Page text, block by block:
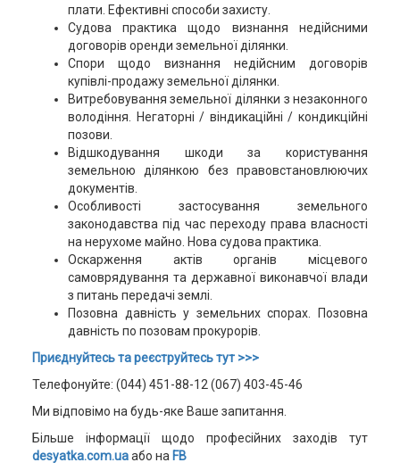
плати. Ефективні способи захисту.
Судова практика щодо визнання недійсними
договорів оренди земельної ділянки.
Спори щодо визнання недійсним договорів
купівлі-продажу земельної ділянки.
Витребовування земельної ділянки з незаконного
володіння. Негаторні / віндикаційні / кондикційні
позови.
Відшкодування шкоди за користування
земельною ділянкою без правовстановлюючих
документів.
Особливості застосування земельного
законодавства під час переходу права власності
на нерухоме майно. Нова судова практика.
Оскарження актів органів місцевого
самоврядування та державної виконавчої влади
з питань передачі землі.
Позовна давність у земельних спорах. Позовна
давність по позовам прокурорів.
Приєднуйтесь та реєструйтесь тут >>>
Телефонуйте: (044) 451-88-12 (067) 403-45-46
Ми відповімо на будь-яке Ваше запитання.
Більше інформації щодо професійних заходів тут
desyatka.com.uaабо на FB